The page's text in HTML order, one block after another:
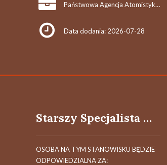
Państwowa Agencja Atomistyki w Warszawie
Data dodania: 2026-07-28
Starszy Specjalista w Wydziale Kontrolingu (k/m)
OSOBA NA TYM STANOWISKU BĘDZIE
ODPOWIEDZIALNA ZA: